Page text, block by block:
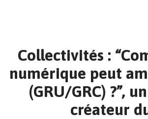
Collectivités :
numérique peut
(GRU/GRC) ?”,
créateur